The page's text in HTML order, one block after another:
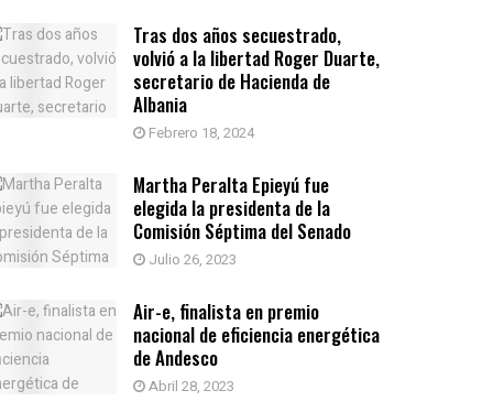
Tras dos años secuestrado,
volvió a la libertad Roger Duarte,
secretario de Hacienda de
Albania
Febrero 18, 2024
Martha Peralta Epieyú fue
elegida la presidenta de la
Comisión Séptima del Senado
Julio 26, 2023
Air-e, finalista en premio
nacional de eficiencia energética
de Andesco
Abril 28, 2023